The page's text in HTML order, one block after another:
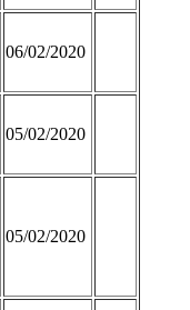
06/02/2020
05/02/2020
05/02/2020